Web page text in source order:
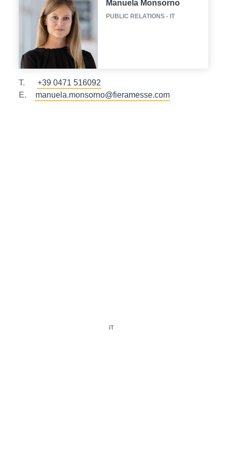
Manuela Monsorno
PUBLIC RELATIONS - IT
T.
+39 0471 516092
E.
manuela.monsorno@fieramesse.com
IT